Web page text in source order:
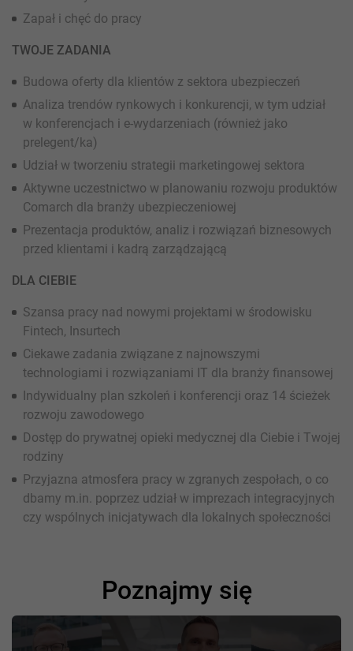
Zapał i chęć do pracy
TWOJE ZADANIA
Budowa oferty dla klientów z sektora ubezpieczeń
Analiza trendów rynkowych i konkurencji, w tym udział
w konferencjach i e-wydarzeniach (również jako
prelegent/ka)
Udział w tworzeniu strategii marketingowej sektora
Aktywne uczestnictwo w planowaniu rozwoju produktów
Comarch dla branży ubezpieczeniowej
Prezentacja produktów, analiz i rozwiązań biznesowych
przed klientami i kadrą zarządzającą
DLA CIEBIE
Szansa pracy nad nowymi projektami w środowisku
Fintech, Insurtech
Ciekawe zadania związane z najnowszymi
technologiami i rozwiązaniami IT dla branży finansowej
Indywidualny plan szkoleń i konferencji oraz 14 ścieżek
rozwoju zawodowego
Dostęp do prywatnej opieki medycznej dla Ciebie i Twojej
rodziny
Przyjazna atmosfera pracy w zgranych zespołach, o co
dbamy m.in. poprzez udział w imprezach integracyjnych
czy wspólnych inicjatywach dla lokalnych społeczności
Poznajmy się